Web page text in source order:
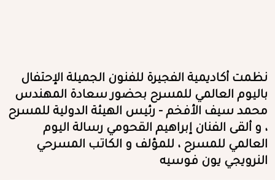
نظمت أكاديمية الفجيرة للفنون الجميلة الإحتفال
باليوم العالمي للمسرح بحضور سعادة المهندس
محمد سيف الأفخم - رئيس الهيئة الدولية للمسرح
، و ألقى الفنان إبراهيم القحومي رسالة اليوم
العالمي للمسرح ، للمؤلف و الكاتب المسرحي
النرويجي يون فوسيه